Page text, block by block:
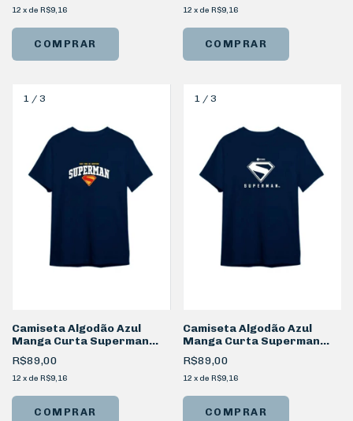
12 x de R$9,16
COMPRAR
12 x de R$9,16
COMPRAR
1 / 3
Camiseta Algodão Azul
Manga Curta Superman
Logo
R$89,00
12 x de R$9,16
COMPRAR
1/ 3
Camiseta Algodão Azul
Manga Curta Superman
P&B
R$89,00
12 x de R$9,16
COMPRAR